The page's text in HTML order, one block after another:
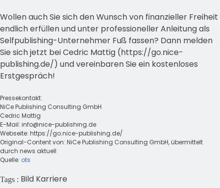
Wollen auch Sie sich den Wunsch von finanzieller Freiheit
endlich erfüllen und unter professioneller Anleitung als
Selfpublishing-Unternehmer Fuß fassen? Dann melden
Sie sich jetzt bei Cedric Mattig (https://go.nice-
publishing.de/) und vereinbaren Sie ein kostenloses
Erstgespräch!
Pressekontakt:
NiCe Publishing Consulting GmbH
Cedric Mattig
E-Mail: info@nice-publishing.de
Webseite: https://go.nice-publishing.de/
Original-Content von: NiCe Publishing Consulting GmbH, übermittelt
durch news aktuell
Quelle: ots
Tags : Bild Karriere